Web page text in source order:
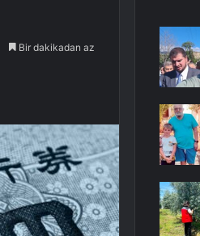
Bir dakikadan az